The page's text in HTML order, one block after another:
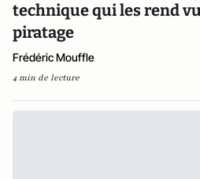
technique qui les rend
piratage
Frédéric Mouffle
4 min de lecture